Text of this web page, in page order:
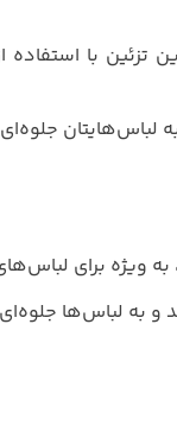
با
لباس‌هایتان
برای لباس‌های
به لباس‌ها